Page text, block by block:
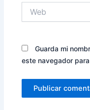
Guarda mi
este navegador